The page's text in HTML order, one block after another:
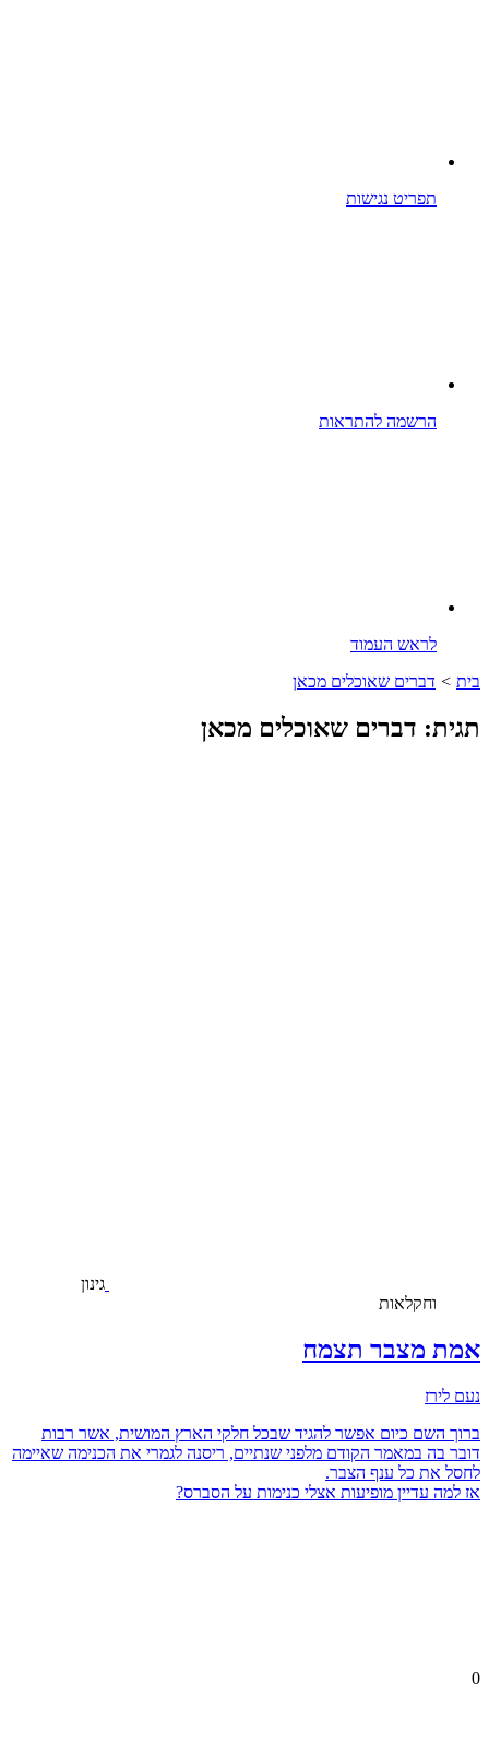
תפריט נגישות
הרשמה להתראות
לראש העמוד
בית > דברים שאוכלים מכאן
תגית: דברים שאוכלים מכאן
גינון
וחקלאות
אמת מצבר תצמח
נעם לירז
ברוך השם כיום אפשר להגיד שבכל חלקי הארץ המושית, אשר רבות
דובר בה במאמר הקודם מלפני שנתיים, ריסנה לגמרי את הכנימה שאיימה
לחסל את כל ענף הצבר.
אז למה עדיין מופיעות אצלי כנימות על הסברס?
0